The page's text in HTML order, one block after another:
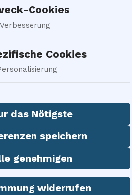
in den letzten
waren wir auf
angewiesen. Jetzt
sammeln, die
unterstützen
Das ist der
Mit jedem
wir durchführen,
Cookies
Cookies
das Nötigste
speichern
genehmigen
widerrufen